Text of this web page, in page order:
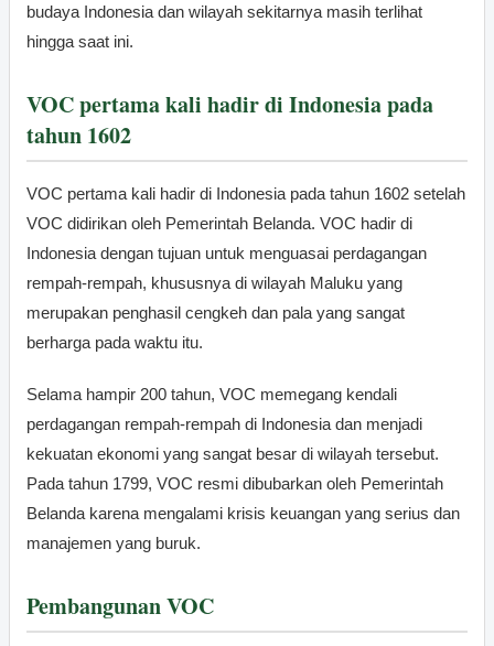
budaya Indonesia dan wilayah sekitarnya masih terlihat
hingga saat ini.
VOC pertama kali hadir di Indonesia pada
tahun 1602
VOC pertama kali hadir di Indonesia pada tahun 1602 setelah
VOC didirikan oleh Pemerintah Belanda. VOC hadir di
Indonesia dengan tujuan untuk menguasai perdagangan
rempah-rempah, khususnya di wilayah Maluku yang
merupakan penghasil cengkeh dan pala yang sangat
berharga pada waktu itu.
Selama hampir 200 tahun, VOC memegang kendali
perdagangan rempah-rempah di Indonesia dan menjadi
kekuatan ekonomi yang sangat besar di wilayah tersebut.
Pada tahun 1799, VOC resmi dibubarkan oleh Pemerintah
Belanda karena mengalami krisis keuangan yang serius dan
manajemen yang buruk.
Pembangunan VOC